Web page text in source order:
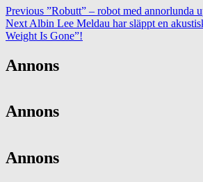
Previous ”Robutt” – robot med annorlunda
Next Albin Lee Meldau har släppt en
Weight Is Gone”!
Annons
Annons
Annons